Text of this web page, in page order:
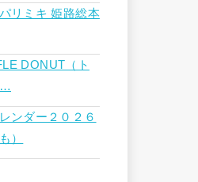
リミキ 姫路総本
DONUT（ト
…
ンダー２０２６
）